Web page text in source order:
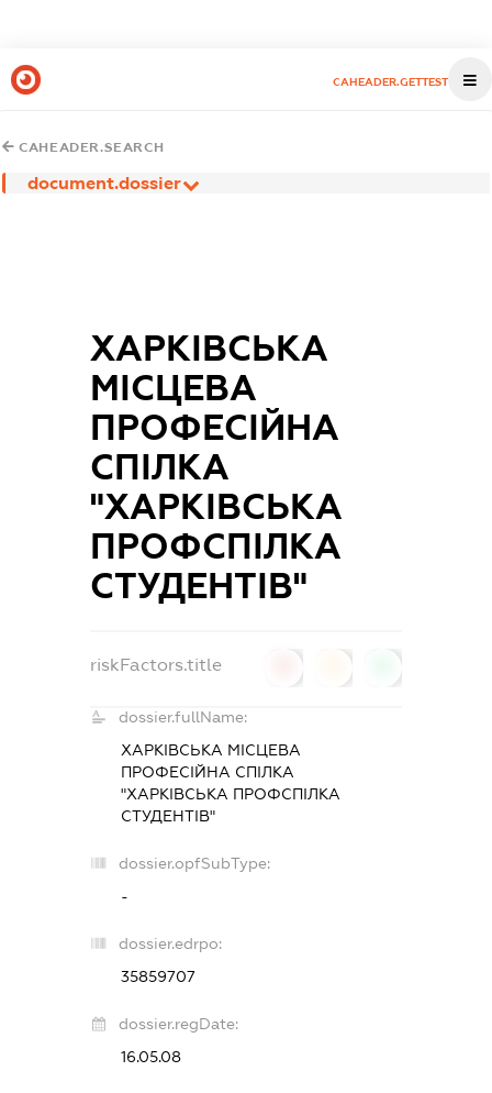
CAHEADER.GETTEST
CAHEADER.SEARCH
document.dossier
ХАРКІВСЬКА
МІСЦЕВА
ПРОФЕСІЙНА
СПІЛКА
"ХАРКІВСЬКА
ПРОФСПІЛКА
СТУДЕНТІВ"
riskFactors.title
dossier.fullName:
ХАРКІВСЬКА МІСЦЕВА
ПРОФЕСІЙНА СПІЛКА
"ХАРКІВСЬКА ПРОФСПІЛКА
СТУДЕНТІВ"
dossier.opfSubType:
-
dossier.edrpo:
35859707
dossier.regDate:
16.05.08